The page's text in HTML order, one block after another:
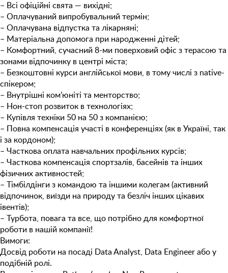
– Всі офіційні свята — вихідні;
– Оплачуваний випробувальний термін;
– Оплачувана відпустка та лікарняні;
– Матеріальна допомога при народженні дітей;
– Комфортний, сучасний 8-ми поверховий офіс з терасою та
зонами відпочинку в центрі міста;
– Безкоштовнi курси англійської мови, в тому числі з native-
спікером;
– Внутрішні ком’юніті та менторство;
– Нон-стоп розвиток в технологіях;
– Купівля техніки 50 на 50 з компанією;
– Повна компенсація участі в конференціях (як в Україні, так
і за кордоном);
– Часткова оплата навчальних профільних курсів;
– Часткова компенсація спортзалів, басейнів та інших
фізичних активностей;
– Тімбілдінги з командою та іншими колегам (активний
відпочинок, виїзди на природу та безліч інших цікавих
івентів);
– Турбота, повага та все, що потрібно для комфортної
роботи в нашій компанії!
Вимоги:
Досвід роботи на посаді Data Analyst, Data Engineer або у
подібній ролі.